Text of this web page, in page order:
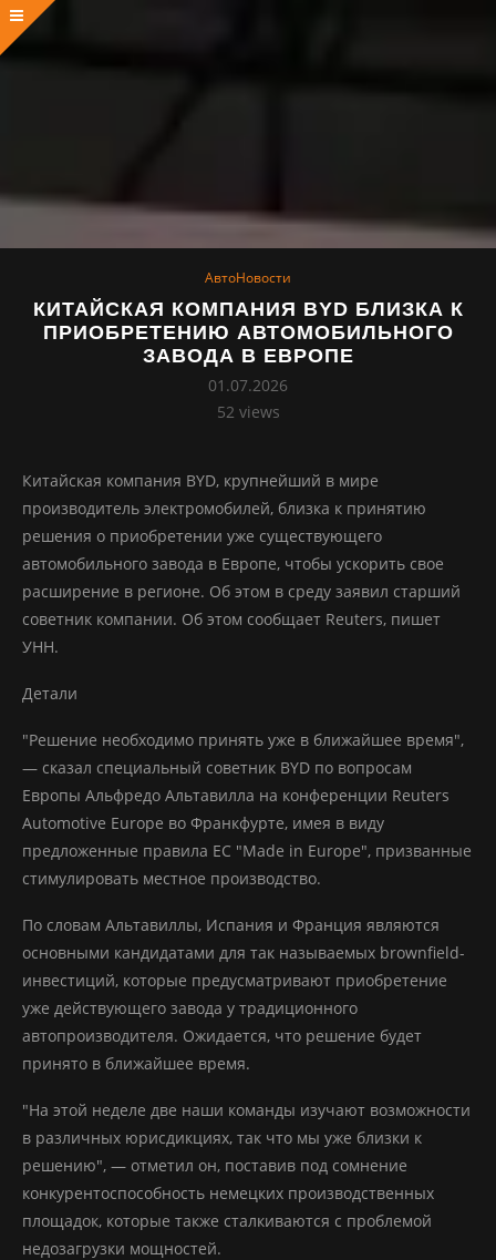
АвтоНовости
КИТАЙСКАЯ КОМПАНИЯ BYD БЛИЗКА К
ПРИОБРЕТЕНИЮ АВТОМОБИЛЬНОГО
ЗАВОДА В ЕВРОПЕ
01.07.2026
52 views
Китайская компания BYD, крупнейший в мире
производитель электромобилей, близка к принятию
решения о приобретении уже существующего
автомобильного завода в Европе, чтобы ускорить свое
расширение в регионе. Об этом в среду заявил старший
советник компании. Об этом сообщает Reuters, пишет
УНН.
Детали
"Решение необходимо принять уже в ближайшее время",
— сказал специальный советник BYD по вопросам
Европы Альфредо Альтавилла на конференции Reuters
Automotive Europe во Франкфурте, имея в виду
предложенные правила ЕС "Made in Europe", призванные
стимулировать местное производство.
По словам Альтавиллы, Испания и Франция являются
основными кандидатами для так называемых brownfield-
инвестиций, которые предусматривают приобретение
уже действующего завода у традиционного
автопроизводителя. Ожидается, что решение будет
принято в ближайшее время.
"На этой неделе две наши команды изучают возможности
в различных юрисдикциях, так что мы уже близки к
решению", — отметил он, поставив под сомнение
конкурентоспособность немецких производственных
площадок, которые также сталкиваются с проблемой
недозагрузки мощностей.